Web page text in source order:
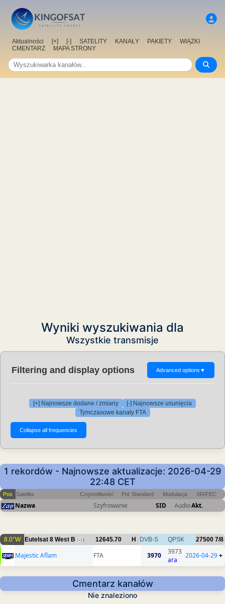
Aktualności [+] [-] SATELITY KANAŁY PAKIETY
WIĄZKI
CMENTARZ
MAPA STRONY
Wyniki wyszukiwania dla
Wszystkie transmisje
Filtering and display options Advanced options ▼
[+] Najnowsze dodane / zmiany
[-] Najnowsze usunięcia
Tymczasowe kanały FTA
1 rekordów - Najnowsze aktualizacje: 2026-04-29
22:48 CET
Pos Satelita Częstotliwość Pol Standard Modulacja SR/FEC
Nazwa Szyfrowanie SID AudioAkt.
8.0°W Eutelsat 8 West B 1 12645.70 H DVB-S QPSK 27500 7/8
Majestic Aflam FTA 3970
3973
ara
2026-04-29+
Cmentarz kanałów
Nie znaleziono